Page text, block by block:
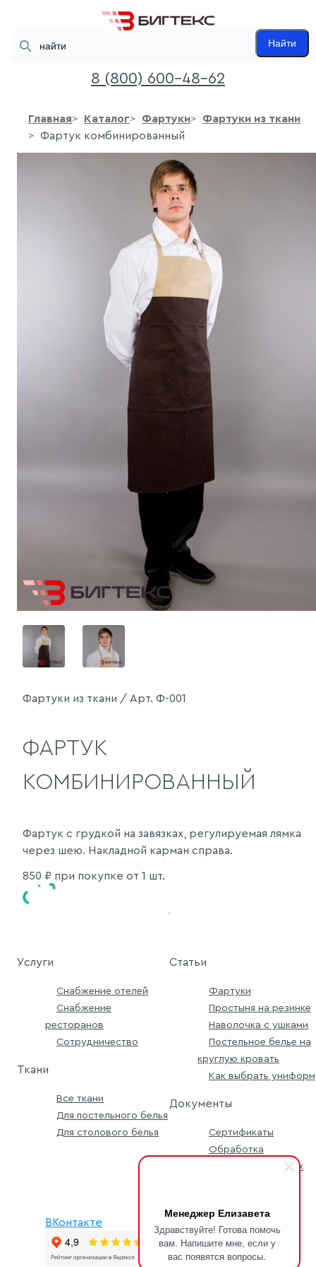
Менеджер Елизавета
Здравствуйте! Готова помочь
вам. Напишите мне, если у
вас появятся вопросы.
Найти
8 (800) 600-48-62
Главная Каталог Фартуки
Фартуки из ткани
Фартук комбинированный
Фартуки из ткани / Арт. Ф-001
ФАРТУК
КОМБИНИРОВАННЫЙ
Фартук с грудкой на завязках, регулируемая лямка
через шею. Накладной карман справа.
850 ₽ при покупке от 1 шт.
Услуги
Снабжение отелей
Снабжение
ресторанов
Сотрудничество
Ткани
Все ткани
Для постельного белья
Для столового белья
Статьи
Фартуки
Простыня на резинке
Наволочка с ушками
Постельное белье на
круглую кровать
Как выбрать
Документы
Сертификаты
Обработка
персональных данных
ВКонтакте